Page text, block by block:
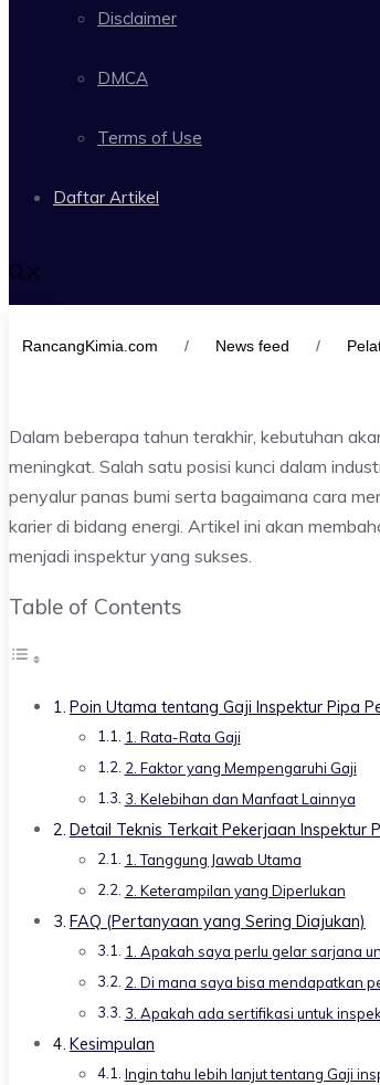
Disclaimer
DMCA
Terms of Use
Daftar Artikel
RancangKimia.com / News feed /
Dalam beberapa tahun terakhir, kebutuhan
meningkat. Salah satu posisi kunci dalam
penyalur panas bumi serta bagaimana cara
karier di bidang energi. Artikel ini akan
menjadi inspektur yang sukses.
Table of Contents
Poin Utama tentang Gaji Inspektur Pipa
1. Rata-Rata Gaji
2. Faktor yang Mempengaruhi Gaji
3. Kelebihan dan Manfaat Lainnya
Detail Teknis Terkait Pekerjaan Inspektur
1. Tanggung Jawab Utama
2. Keterampilan yang Diperlukan
FAQ (Pertanyaan yang Sering Diajukan)
1. Apakah saya perlu gelar sarjana
2. Di mana saya bisa mendapatkan
3. Apakah ada sertifikasi untuk
Kesimpulan
Ingin tahu lebih lanjut tentang Gaji